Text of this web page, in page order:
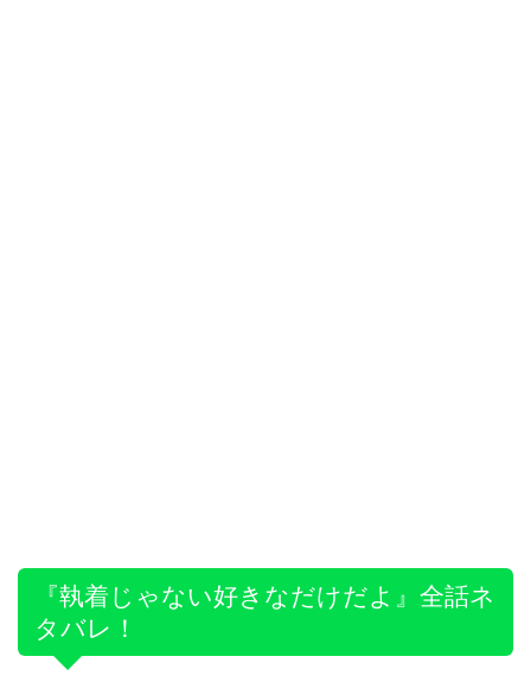
『執着じゃない好きなだけだよ』全話ネ
タバレ！